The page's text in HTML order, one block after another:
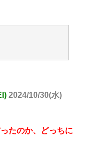
2024/10/30(水)
たのか、どっちに